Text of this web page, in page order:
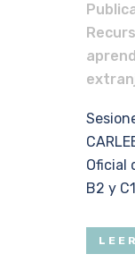
Oficial
B2 y